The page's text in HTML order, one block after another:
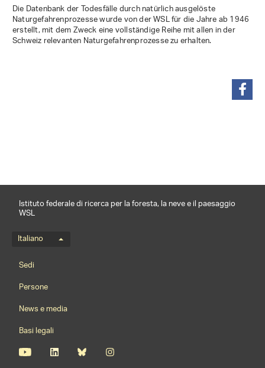
Die Datenbank der Todesfälle durch natürlich ausgelöste
Naturgefahrenprozesse wurde von der WSL für die Jahre ab 1946
erstellt, mit dem Zweck eine vollständige Reihe mit allen in der
Schweiz relevanten Naturgefahrenprozesse zu erhalten.
Istituto federale di ricerca per la foresta, la neve e il paesaggio
WSL
Menu della lingua
Italiano
Footernavigation
Sedi
Persone
News e media
Basi legali